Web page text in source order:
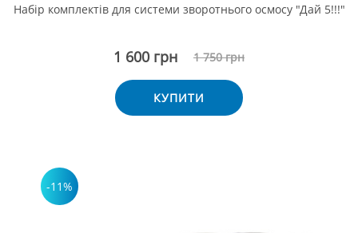
Набір комплектів для системи зворотнього осмосу "Дай 5!!!"
1 600 грн 1 750 грн
КУПИТИ
-11%